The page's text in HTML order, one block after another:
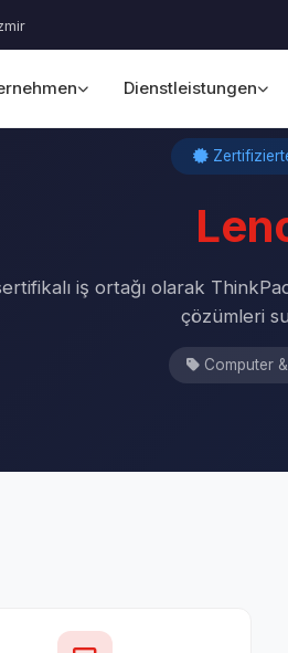
Dienstleistungen
Unsere
iş ortağı olarak
çözümleri
Computer